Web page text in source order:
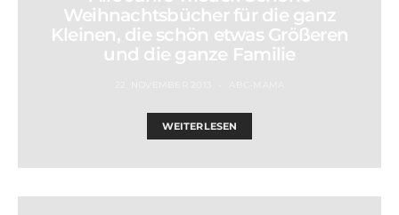
Weihnachtsbücher für die ganz
Kleinen, die schön etwas Größeren
und die ganze Familie
WEITERLESEN